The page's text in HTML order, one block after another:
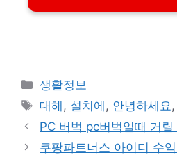
카
테
고
리
생활정보
태
그
대해 , 설치에 , 안녕하세요 ,
PC 버벅 pc버벅일때 거릴
쿠팡파트너스 아이디 수